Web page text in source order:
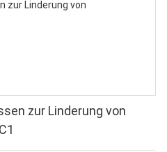
zur Linderung von